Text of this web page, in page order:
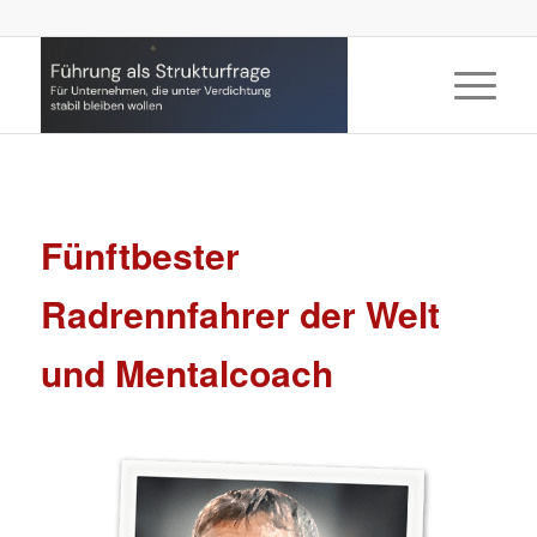
Fünftbester
Radrennfahrer der Welt
und Mentalcoach